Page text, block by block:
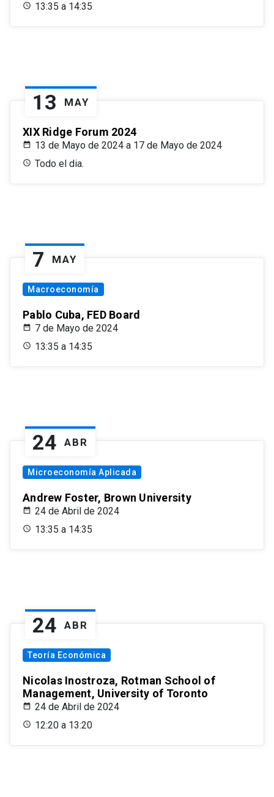
13:35 a 14:35
13 MAY
XIX Ridge Forum 2024
13 de Mayo de 2024 a 17 de Mayo de 2024
Todo el dia.
7 MAY
Macroeconomía
Pablo Cuba, FED Board
7 de Mayo de 2024
13:35 a 14:35
24 ABR
Microeconomía Aplicada
Andrew Foster, Brown University
24 de Abril de 2024
13:35 a 14:35
24 ABR
Teoría Económica
Nicolas Inostroza, Rotman School of
Management, University of Toronto
24 de Abril de 2024
12:20 a 13:20